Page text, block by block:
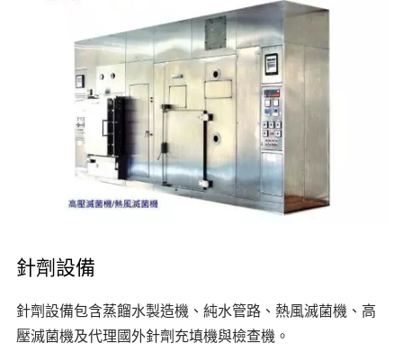
針劑設備
針劑設備包含蒸餾水製造機、純水管路、熱風滅菌機、高
壓滅菌機及代理國外針劑充填機與檢查機。